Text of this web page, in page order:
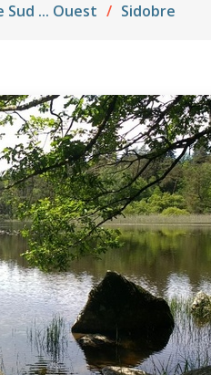
Sud ... Ouest Sidobre